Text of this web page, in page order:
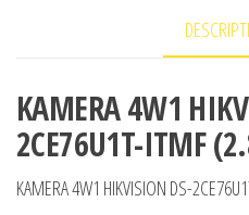
KAMERA 4W1
2CE76U1T-ITMF
KAMERA 4W1 HIKVISION DS-